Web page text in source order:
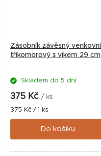
Zásobník závěsný venkovní
tříkomorový s víkem 29 cm
Skladem do 5 dní.
375 Kč / ks
Měrná
cena:
375 Kč / 1 ks
Do košíku